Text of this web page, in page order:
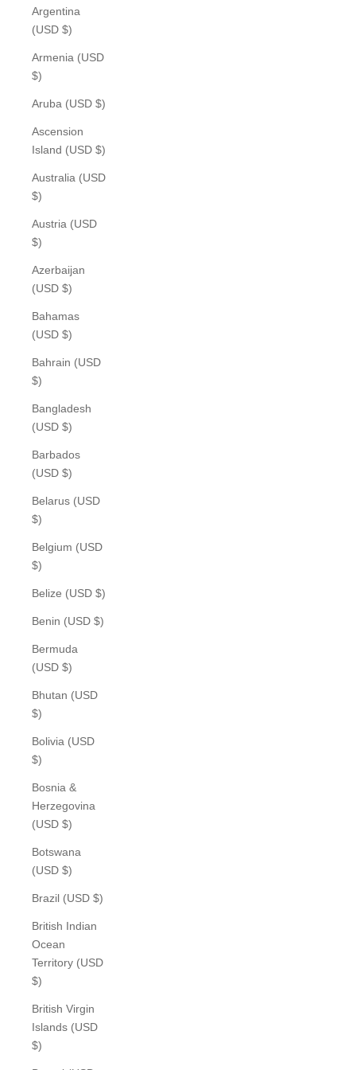
Argentina
(USD $)
Armenia (USD
$)
Aruba (USD $)
Ascension
Island (USD $)
Australia (USD
$)
Austria (USD
$)
Azerbaijan
(USD $)
Bahamas
(USD $)
Bahrain (USD
$)
Bangladesh
(USD $)
Barbados
(USD $)
Belarus (USD
$)
Belgium (USD
$)
Belize (USD $)
Benin (USD $)
Bermuda
(USD $)
Bhutan (USD
$)
Bolivia (USD
$)
Bosnia &
Herzegovina
(USD $)
Botswana
(USD $)
Brazil (USD $)
British Indian
Ocean
Territory (USD
$)
British Virgin
Islands (USD
$)